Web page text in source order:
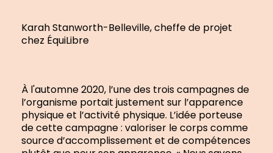
Karah Stanworth-Belleville, cheffe de projet
chez ÉquiLibre
À l'automne 2020, l’une des trois campagnes de
l’organisme portait justement sur l’apparence
physique et l’activité physique. L’idée porteuse
de cette campagne : valoriser le corps comme
source d’accomplissement et de compétences